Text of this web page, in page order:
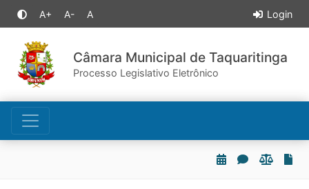
A+ A- A Login
Câmara Municipal de Taquaritinga
Processo Legislativo Eletrônico